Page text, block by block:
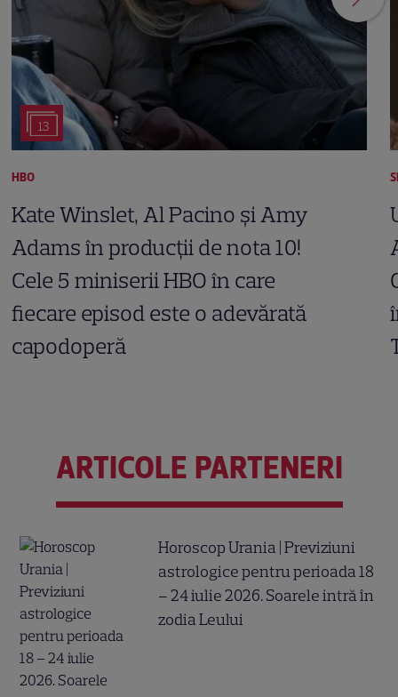
13
HBO
Kate Winslet, Al Pacino și Amy
Adams în producții de nota 10!
Cele 5 miniserii HBO în care
fiecare episod este o adevărată
capodoperă
ARTICOLE PARTENERI
Horoscop Urania | Previziuni
astrologice pentru perioada 18
– 24 iulie 2026. Soarele intră în
zodia Leului